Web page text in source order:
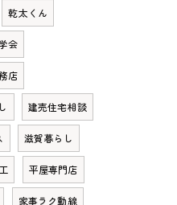
乾太くん
会
店
建売住宅相談
滋賀暮らし
平屋専門店
家事ラク動線